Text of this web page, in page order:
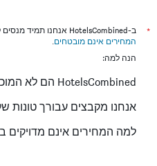
*
ב-HotelsCombined אנחנו תמיד מנסים לקבל ולהציג תמחור מדויק, עם זאת,
המחירים אינם מובטחים.
הנה למה:
HotelsCombined הם לא המוכר
אנחנו מקבצים עבורך טונות
למה המחירים אינם מדויקים ב 100%?